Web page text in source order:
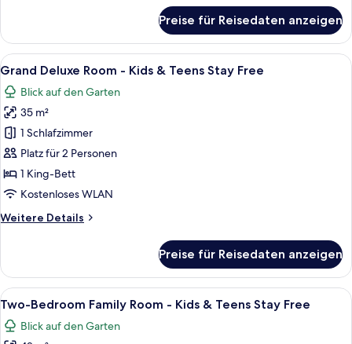
Suite
Kids
Teens
Stay
Free
Preise für Reisedaten anzeigen
Alle
Fotos
für
Grand
Deluxe
Room
-
Kids
Teens
anzeigen
Ein Schlafzimmer mit Bett, einem
9
Grand Deluxe Room - Kids & Teens Stay Free
Blick auf den Garten
35 m²
1 Schlafzimmer
Platz für 2 Personen
1 King-Bett
Kostenloses WLAN
Weitere Details
Weitere
Deluxe
Room
-
&
Preise für Reisedaten anzeigen
Alle
Fotos
für
Ein Hotelzimmer mit Bett,
9
Two-Bedroom Family Room - Kids & Teens Stay Free
Blick auf den Garten